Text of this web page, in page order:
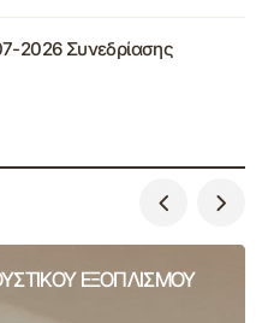
2026 Συνεδρίασης
ΕΞΟΠΛΙΣΜΟΥ